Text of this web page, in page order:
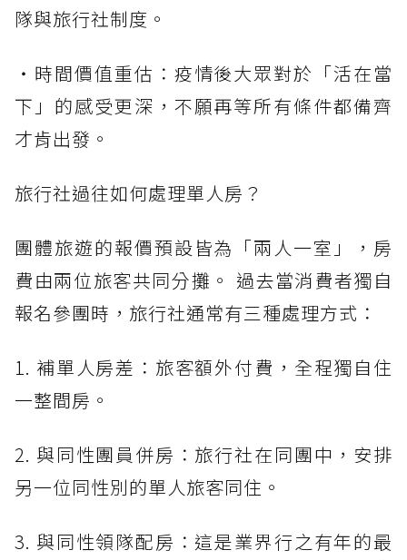
隊與旅行社制度。
・時間價值重估：疫情後大眾對於「活在當
下」的感受更深，不願再等所有條件都備齊
才肯出發。
旅行社過往如何處理單人房？
團體旅遊的報價預設皆為「兩人一室」，房
費由兩位旅客共同分攤。 過去當消費者獨自
報名參團時，旅行社通常有三種處理方式：
1. 補單人房差：旅客額外付費，全程獨自住
一整間房。
2. 與同性團員併房：旅行社在同團中，安排
另一位同性別的單人旅客同住。
3. 與同性領隊配房：這是業界行之有年的最